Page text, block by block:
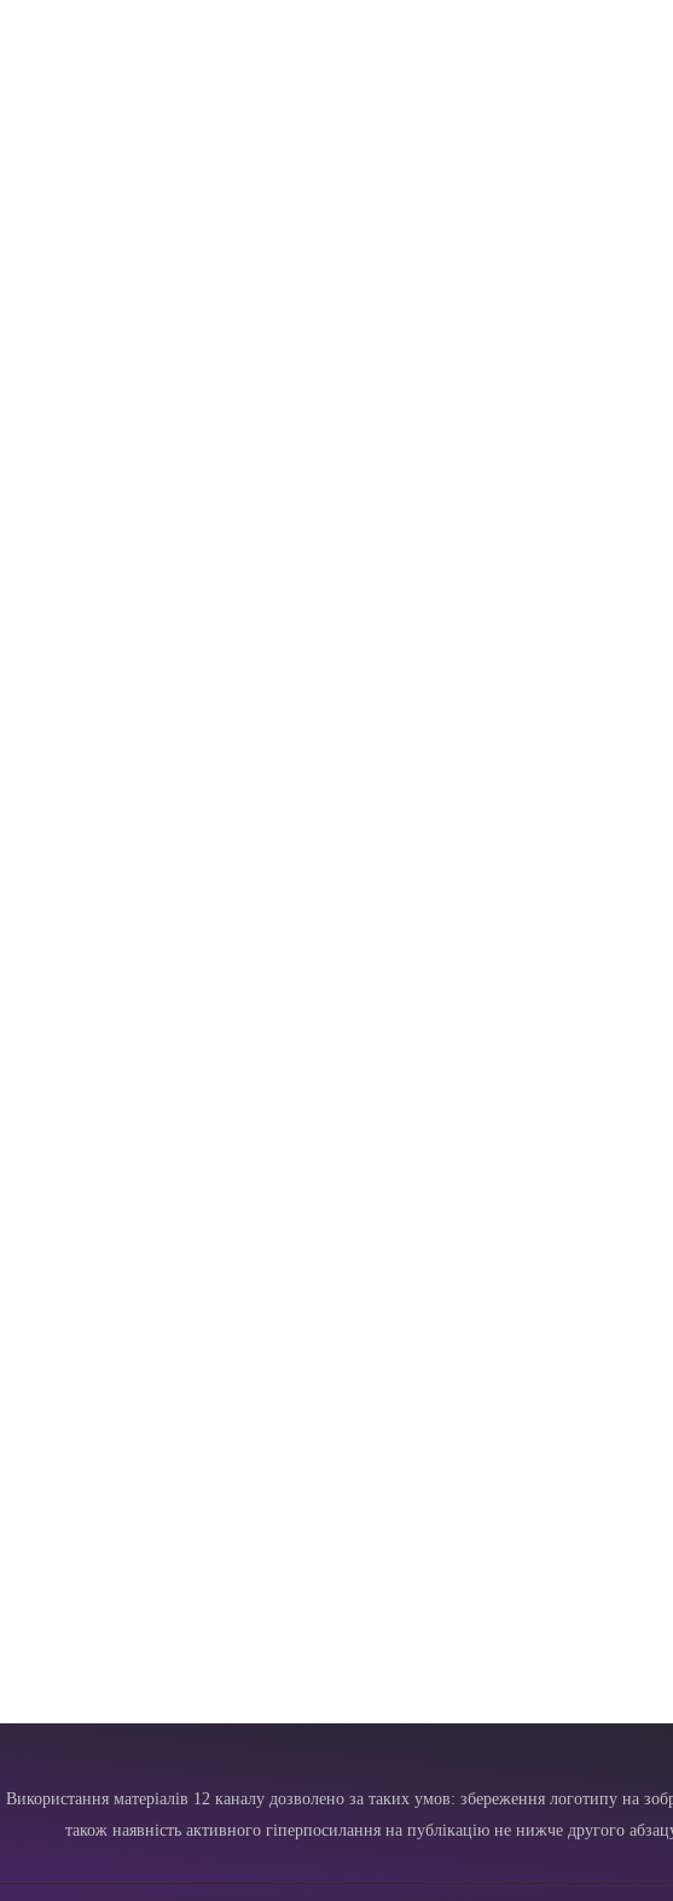
матеріалів 12 каналу дозволено за таких умов: збереження логотипу на
також наявність активного гіперпосилання на публікацію не нижче другого